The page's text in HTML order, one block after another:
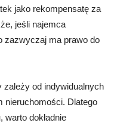
jako rekompensatę za
jeśli najemca
zazwyczaj ma prawo do
od indywidualnych
nieruchomości. Dlatego
dokładnie